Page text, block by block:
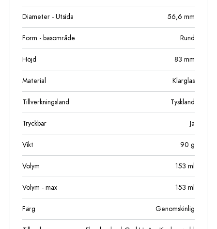
Diameter - Utsida 56,6 mm
Form - basområde Rund
Höjd 83 mm
Material Klarglas
Tillverkningsland Tyskland
Tryckbar Ja
Vikt 90 g
Volym 153 ml
Volym - max 153 ml
Färg Genomskinlig